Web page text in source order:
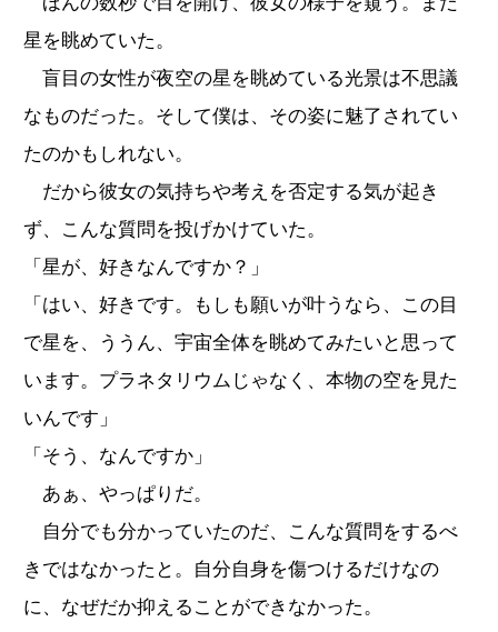
星を眺めていた。
盲目の女性が夜空の星を眺めている光景は不思議
なものだった。そして僕は、その姿に魅了されてい
たのかもしれない。
だから彼女の気持ちや考えを否定する気が起き
ず、こんな質問を投げかけていた。
「星が、好きなんですか？」
「はい、好きです。もしも願いが叶うなら、この目
で星を、ううん、宇宙全体を眺めてみたいと思って
います。プラネタリウムじゃなく、本物の空を見た
いんです」
「そう、なんですか」
あぁ、やっぱりだ。
自分でも分かっていたのだ、こんな質問をするべ
きではなかったと。自分自身を傷つけるだけなの
に、なぜだか抑えることができなかった。